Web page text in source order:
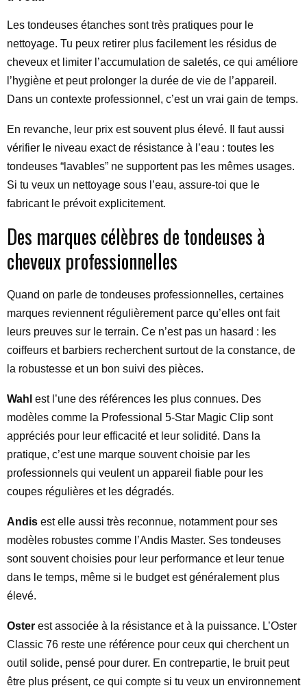
Les tondeuses étanches sont très pratiques pour le
nettoyage. Tu peux retirer plus facilement les résidus de
cheveux et limiter l’accumulation de saletés, ce qui améliore
l’hygiène et peut prolonger la durée de vie de l’appareil.
Dans un contexte professionnel, c’est un vrai gain de temps.
En revanche, leur prix est souvent plus élevé. Il faut aussi
vérifier le niveau exact de résistance à l’eau : toutes les
tondeuses “lavables” ne supportent pas les mêmes usages.
Si tu veux un nettoyage sous l’eau, assure-toi que le
fabricant le prévoit explicitement.
Des marques célèbres de tondeuses à
cheveux professionnelles
Quand on parle de tondeuses professionnelles, certaines
marques reviennent régulièrement parce qu’elles ont fait
leurs preuves sur le terrain. Ce n’est pas un hasard : les
coiffeurs et barbiers recherchent surtout de la constance, de
la robustesse et un bon suivi des pièces.
Wahl est l’une des références les plus connues. Des
modèles comme la Professional 5-Star Magic Clip sont
appréciés pour leur efficacité et leur solidité. Dans la
pratique, c’est une marque souvent choisie par les
professionnels qui veulent un appareil fiable pour les
coupes régulières et les dégradés.
Andis est elle aussi très reconnue, notamment pour ses
modèles robustes comme l’Andis Master. Ses tondeuses
sont souvent choisies pour leur performance et leur tenue
dans le temps, même si le budget est généralement plus
élevé.
Oster est associée à la résistance et à la puissance. L’Oster
Classic 76 reste une référence pour ceux qui cherchent un
outil solide, pensé pour durer. En contrepartie, le bruit peut
être plus présent, ce qui compte si tu veux un environnement